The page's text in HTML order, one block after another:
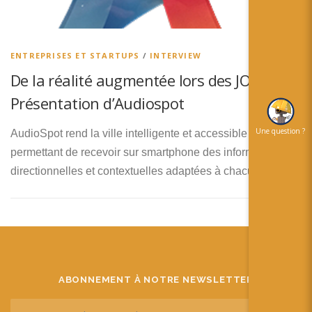
日本語
Español
ENTREPRISES ET STARTUPS / INTERVIEW
De la réalité augmentée lors des JO 2024 :
Présentation d’Audiospot
AudioSpot rend la ville intelligente et accessible à tous, en
permettant de recevoir sur smartphone des informations
directionnelles et contextuelles adaptées à chacun.
ABONNEMENT À NOTRE NEWSLETTER
Une question ?